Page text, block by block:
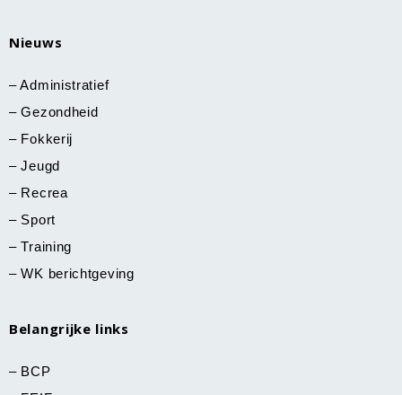
Nieuws
–Administratief
–Gezondheid
– Fokkerij
–Jeugd
– Recrea
– Sport
–Training
–WK berichtgeving
Belangrijke links
– BCP